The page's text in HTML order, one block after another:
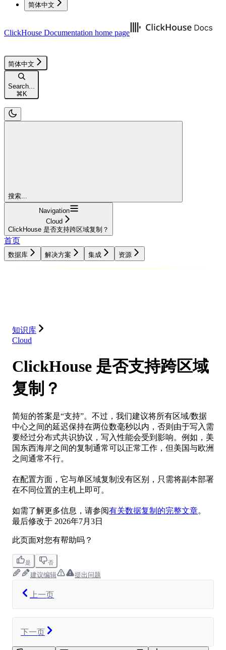
简体中文
ClickHouse Documentation home page
简体中文
Search...
⌘ K
搜索...
Navigation
Cloud
ClickHouse 是否支持跨区域复制？
首页
数据库 解决方案 集成 资源
知识库
Cloud
ClickHouse 是否支持跨区域
复制？
简短的答案是“支持”。不过，我们建议将所有区域/数据
中心之间的延迟保持在两位数毫秒以内，否则由于写入需
要经过分布式共识协议，写入性能会受到影响。例如，美
国东西海岸之间的复制通常可以正常工作，但美国与欧洲
之间通常不行。
在配置方面，它与单区域复制没有区别，只需将副本部署
在不同位置的主机上即可。
如需了解更多信息，请参阅有关数据复制的完整文章。
最后修改于 2026年7月3日
此页面对您有帮助吗？
是 否
建议编辑 提出问题
上一页
下一页